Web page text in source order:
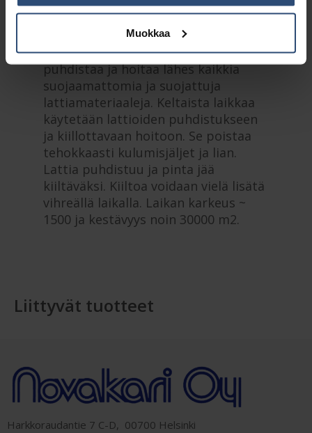
Muokkaa
Twister-timanttilaikat tarjoavat
kustannustehokkaan ja
ympäristömyötäisen tavan
puhdistaa ja hoitaa lähes kaikkia
suojaamattomia ja suojattuja
lattiamateriaaleja. Keltaista laikkaa
käytetään lattioiden puhdistukseen
ja kiillottavaan hoitoon. Se poistaa
tehokkaasti kulumisjäljet ja lian.
Lattia puhdistuu ja pinta jää
kiiltäväksi. Kiiltoa voidaan vielä lisätä
vihreällä laikalla. Laikan karkeus ~
1500 ja kestävyys noin 30000 m2.
Liittyvät tuotteet
Harkkoraudantie 7 C-D, 00700 Helsinki